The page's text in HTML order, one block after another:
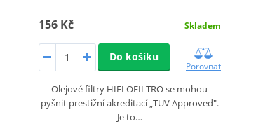
156 Kč Skladem
Do košíku
Porovnat
Olejové filtry HIFLOFILTRO se mohou
pyšnit prestižní akreditací „TUV Approved".
Je to…